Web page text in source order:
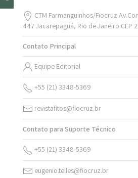
CTM Farmanguinhos/Fiocruz
447 Jacarepaguá, Rio de Janeiro CEP
Contato Principal
Equipe Editorial
+55 (21) 3348-5369
revistafitos@fiocruz.br
Contato para Suporte Técnico
+55 (21) 3348-5369
eugenio.telles@fiocruz.br